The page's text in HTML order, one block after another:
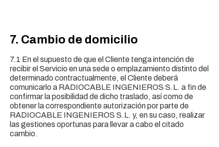
7. Cambio de domicilio
7.1 En el supuesto de que el Cliente tenga intención de
recibir el Servicio en una sede o emplazamiento distinto del
determinado contractualmente, el Cliente deberá
comunicarlo a RADIOCABLE INGENIEROS S.L. a fin de
confirmar la posibilidad de dicho traslado, así como de
obtener la correspondiente autorización por parte de
RADIOCABLE INGENIEROS S.L. y, en su caso, realizar
las gestiones oportunas para llevar a cabo el citado
cambio.